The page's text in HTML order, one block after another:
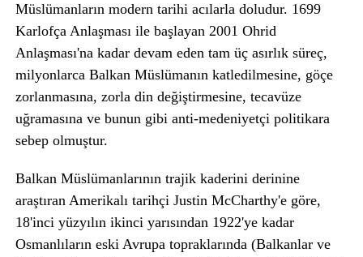
Müslümanların modern tarihi acılarla doludur. 1699
Karlofça Anlaşması ile başlayan 2001 Ohrid
Anlaşması'na kadar devam eden tam üç asırlık süreç,
milyonlarca Balkan Müslümanın katledilmesine, göçe
zorlanmasına, zorla din değiştirmesine, tecavüze
uğramasına ve bunun gibi anti-medeniyetçi politikara
sebep olmuştur.
Balkan Müslümanlarının trajik kaderini derinine
araştıran Amerikalı tarihçi Justin McCharthy'e göre,
18'inci yüzyılın ikinci yarısından 1922'ye kadar
Osmanlıların eski Avrupa topraklarında (Balkanlar ve